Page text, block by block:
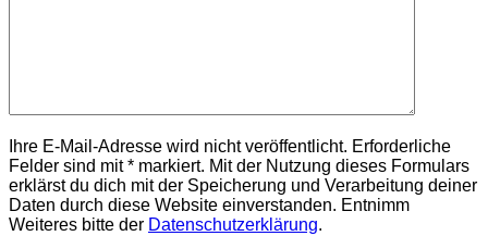
Ihre E-Mail-Adresse wird nicht veröffentlicht. Erforderliche
Felder sind mit * markiert. Mit der Nutzung dieses Formulars
erklärst du dich mit der Speicherung und Verarbeitung deiner
Daten durch diese Website einverstanden. Entnimm
Weiteres bitte der Datenschutzerklärung.